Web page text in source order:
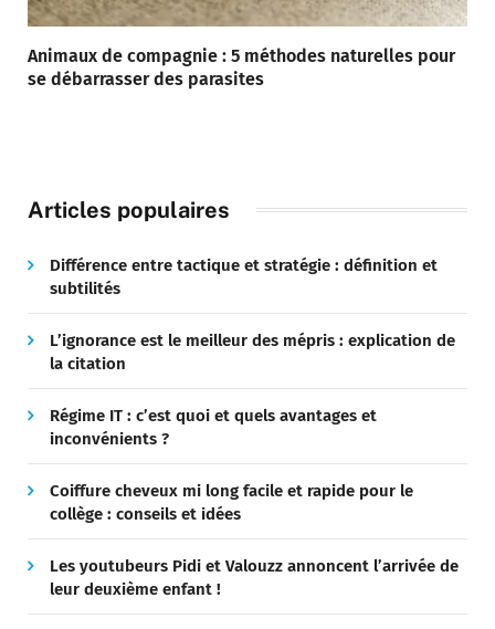
Animaux de compagnie : 5 méthodes naturelles pour
se débarrasser des parasites
Articles populaires
Différence entre tactique et stratégie : définition et
subtilités
L’ignorance est le meilleur des mépris : explication de
la citation
Régime IT : c’est quoi et quels avantages et
inconvénients ?
Coiffure cheveux mi long facile et rapide pour le
collège : conseils et idées
Les youtubeurs Pidi et Valouzz annoncent l’arrivée de
leur deuxième enfant !